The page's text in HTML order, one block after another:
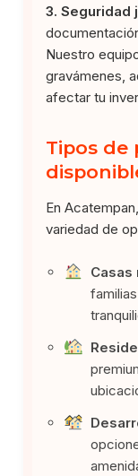
3. Seguridad
Nuestro
gravámenes,
afectar tu
Tipos de
En
variedad de
Casas